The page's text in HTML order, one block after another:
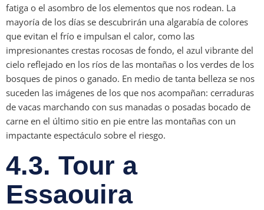
fatiga o el asombro de los elementos que nos rodean. La
mayoría de los días se descubrirán una algarabía de colores
que evitan el frío e impulsan el calor, como las
impresionantes crestas rocosas de fondo, el azul vibrante del
cielo reflejado en los ríos de las montañas o los verdes de los
bosques de pinos o ganado. En medio de tanta belleza se nos
suceden las imágenes de los que nos acompañan: cerraduras
de vacas marchando con sus manadas o posadas bocado de
carne en el último sitio en pie entre las montañas con un
impactante espectáculo sobre el riesgo.
4.3. Tour a
Essaouira